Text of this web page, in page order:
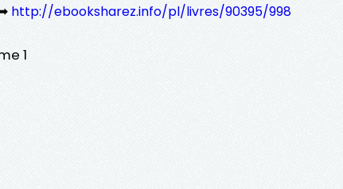
http://ebooksharez.info/pl/livres/90395/998
1